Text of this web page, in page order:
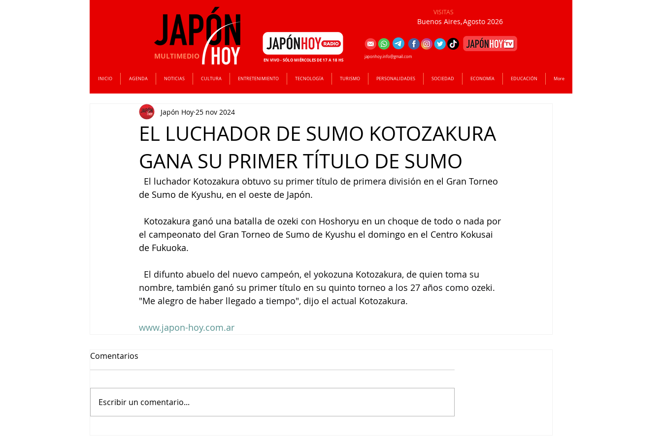
MULTIMEDIO
VISITAS
Buenos Aires,Agosto 2026
INICIO AGENDA NOTICIAS CULTURA ENTRETENIMIENTO TECNOLOGÍA TURISMO PERSONALIDADES SOCIEDAD ECONOMÍA EDUCACIÓN More
EN VIVO - SÓLO MIÉRCOLES DE 17 A 18 HS
japonhoy.info@gmail.com
EL LUCHADOR DE SUMO KOTOZAKURA
GANA SU PRIMER TÍTULO DE SUMO
Japón Hoy 25 nov 2024
El luchador Kotozakura obtuvo su primer título de primera división en el Gran Torneo
de Sumo de Kyushu, en el oeste de Japón.
Kotozakura ganó una batalla de ozeki con Hoshoryu en un choque de todo o nada por
el campeonato del Gran Torneo de Sumo de Kyushu el domingo en el Centro Kokusai
de Fukuoka.
El difunto abuelo del nuevo campeón, el yokozuna Kotozakura, de quien toma su
nombre, también ganó su primer título en su quinto torneo a los 27 años como ozeki.
"Me alegro de haber llegado a tiempo", dijo el actual Kotozakura.
www.japon-hoy.com.ar
Comentarios
Escribir un comentario...